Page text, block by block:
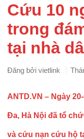
Cứu 10
trong
tại nhà
Đăng bởi vietlink
ANTD.VN – Ngày
Đa, Hà Nội đã tổ
và cứu nạn cứu hộ